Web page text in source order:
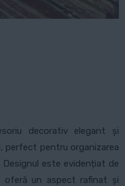
decorativ elegant și
perfect pentru organizarea
este evidențiat de
oferă un aspect rafinat și